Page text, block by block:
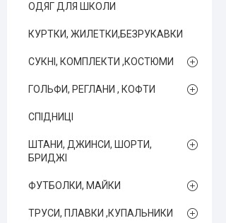
ОДЯГ ДЛЯ ШКОЛИ
КУРТКИ, ЖИЛЕТКИ,БЕЗРУКАВКИ
СУКНІ, КОМПЛЕКТИ ,КОСТЮМИ
ГОЛЬФИ, РЕГЛАНИ , КОФТИ
СПІДНИЦІ
ШТАНИ, ДЖИНСИ, ШОРТИ,
БРИДЖІ
ФУТБОЛКИ, МАЙКИ
ТРУСИ, ПЛАВКИ ,КУПАЛЬНИКИ